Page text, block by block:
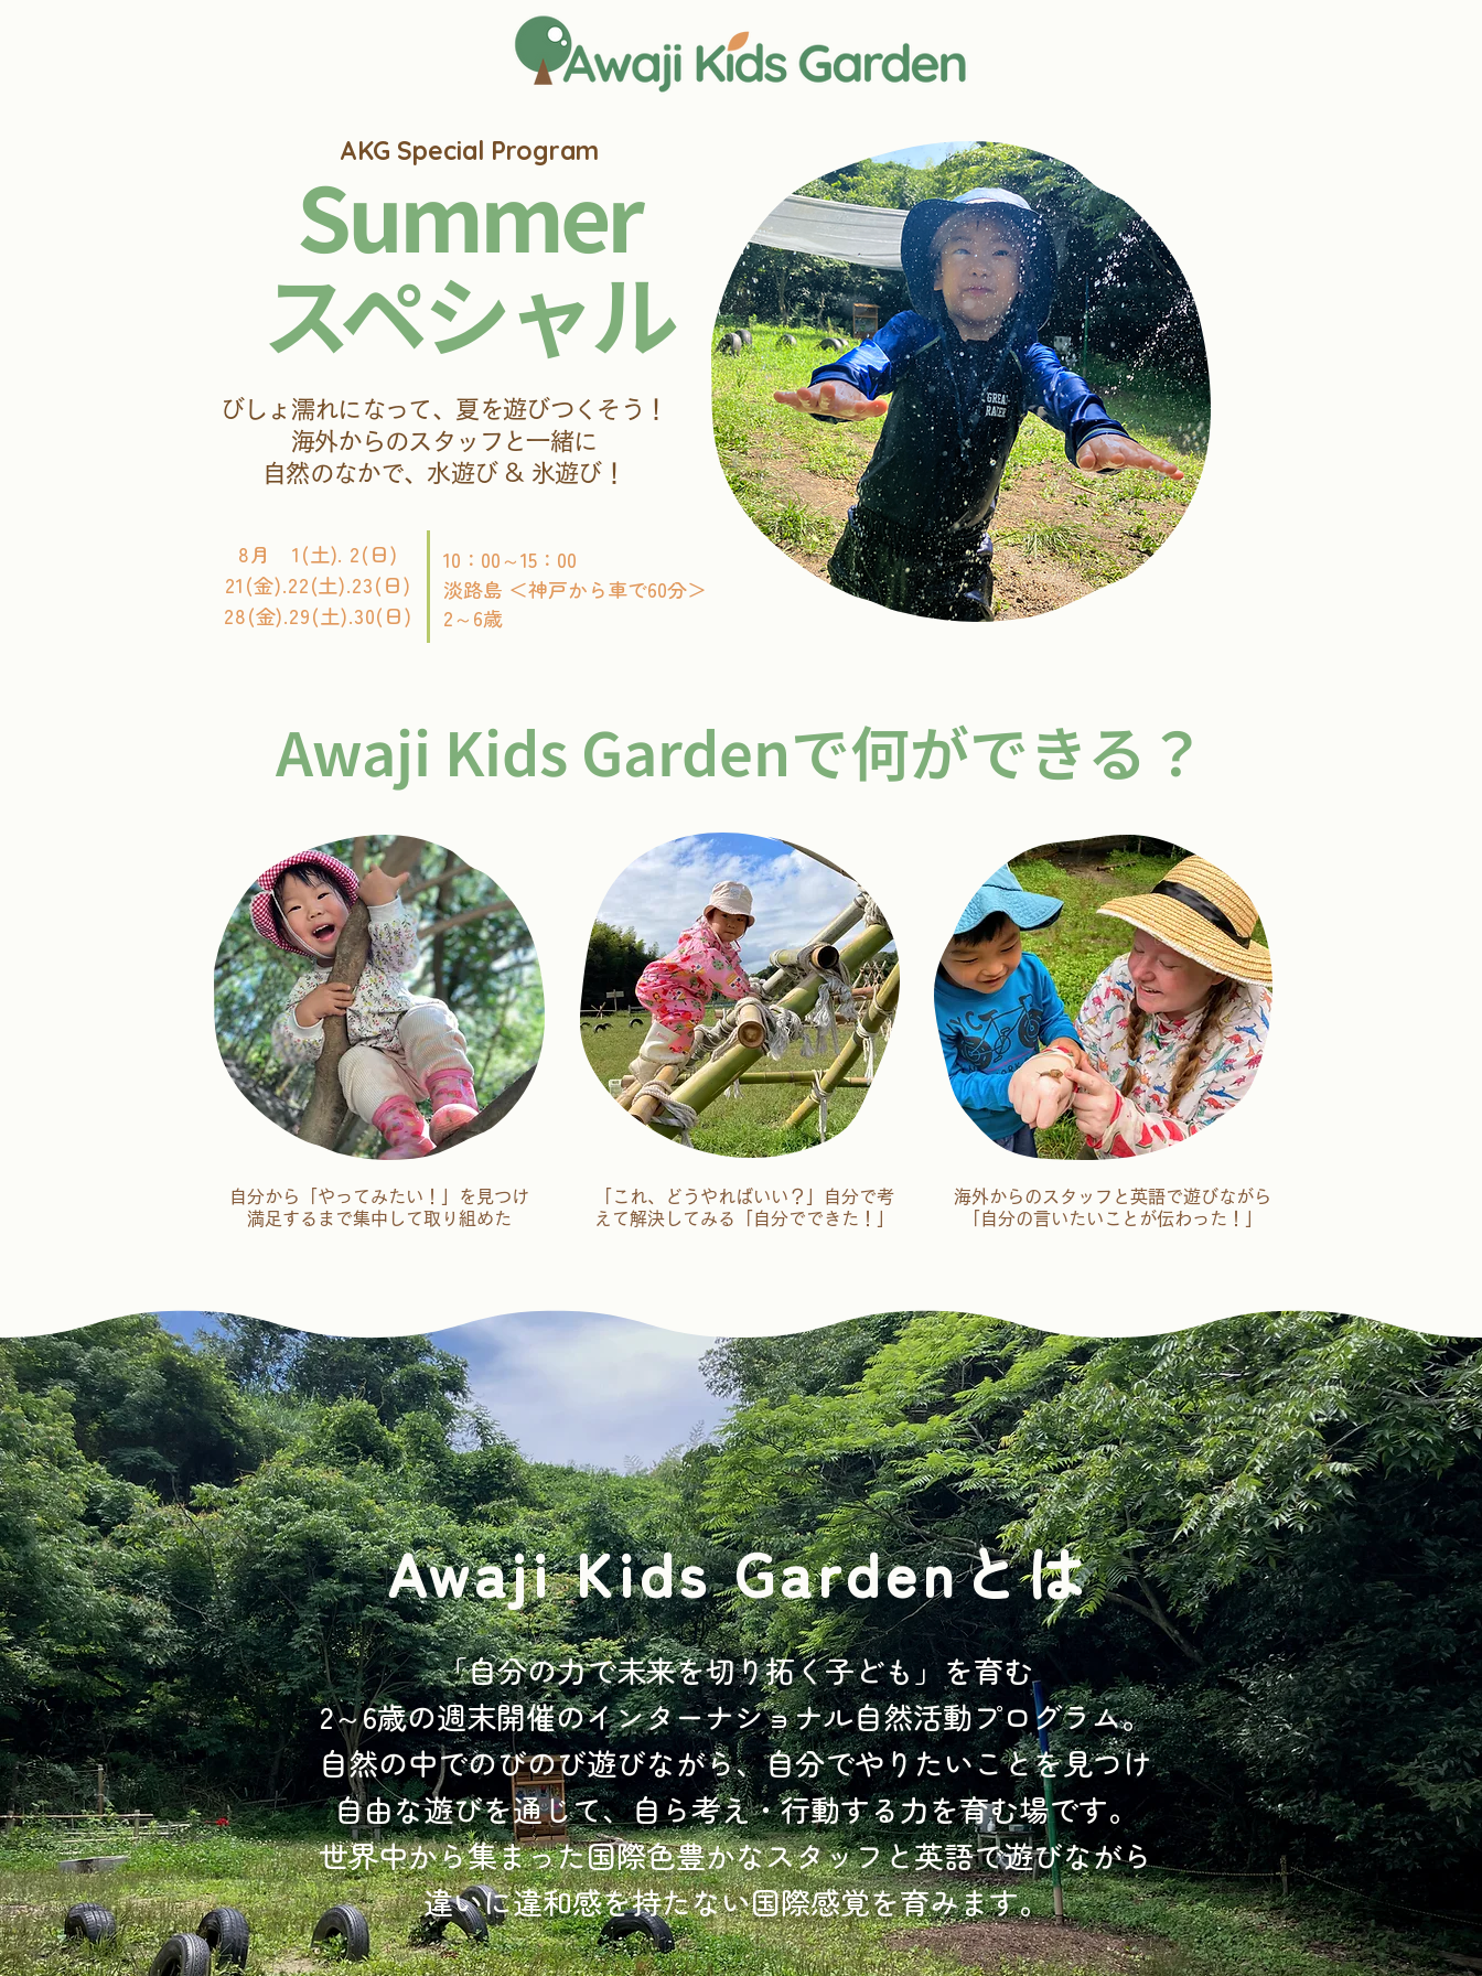
びしょ濡れになって、夏を遊びつくそう！
海外からのスタッフと一緒に
自然のなかで、水遊び & 氷遊び！
Summer
スペシャル
AKG Special Program
8月 1(土). 2(日)
21(金).22(土).23(日)
28(金).29(土).30(日)
10：00～15：00
淡路島 ＜神戸から車で60分＞
2～6歳
Awaji Kids Gardenで何ができる？
自分から「やってみたい！」を見つけ
満足するまで集中して取り組めた
「これ、どうやればいい？」自分で考
えて解決してみる「自分でできた！」
海外からのスタッフと英語で遊びながら
「自分の言いたいことが伝わった！」
Awaji Kids Gardenとは
「自分の力で未来を切り拓く子ども」を育む
2～6歳の週末開催のインターナショナル自然活動プログラム。
自然の中でのびのび遊びながら、自分でやりたいことを見つけ
自由な遊びを通じて、自ら考え・行動する力を育む場です。
世界中から集まった国際色豊かなスタッフと英語で遊びながら
違いに違和感を持たない国際感覚を育みます。